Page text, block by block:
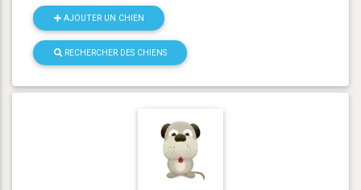
AJOUTER UN CHIEN
RECHERCHER DES CHIENS